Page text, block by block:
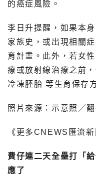
的癌症風險。
李日升提醒，如果本
家族史，或出現相關
育計畫。此外，若女
療或放射線治療之前
冷凍胚胎 等生育保存
照片來源：示意照／
《更多CNEWS匯流新
費仔連二天全壘打「
應了